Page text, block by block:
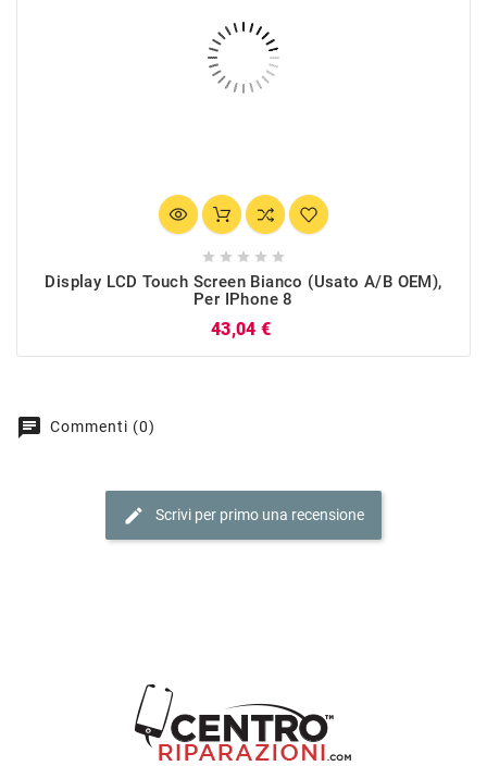
    
Display LCD Touch Screen Bianco (Usato A/B OEM),
Per IPhone 8
43,04 €
chat Commenti (0)
edit Scrivi per primo una recensione